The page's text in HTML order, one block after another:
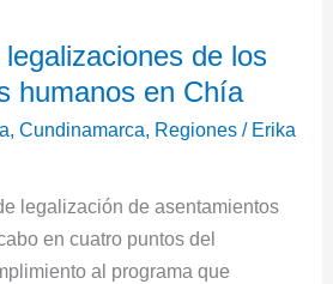
de los
humanos en Chía
,Cundinamarca, Regiones / Erika
legalización de asentamientos
en cuatro puntos del
al programa que